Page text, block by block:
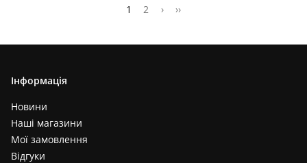
1
2 › ››
Інформація
Новини
Наші магазини
Мої замовлення
Відгуки